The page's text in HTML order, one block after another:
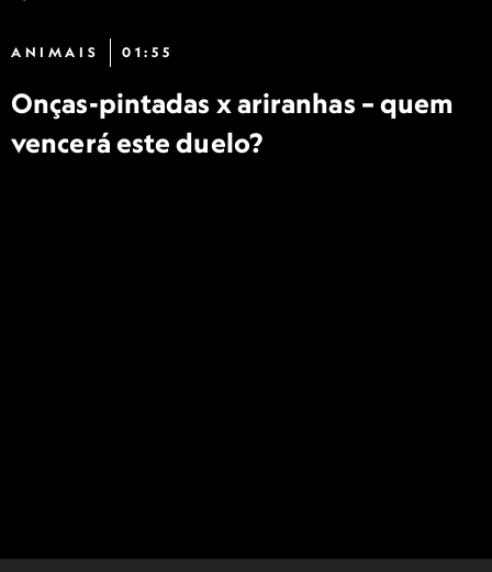
ANIMAIS 01:55
Onças-pintadas x ariranhas – quem
vencerá este duelo?